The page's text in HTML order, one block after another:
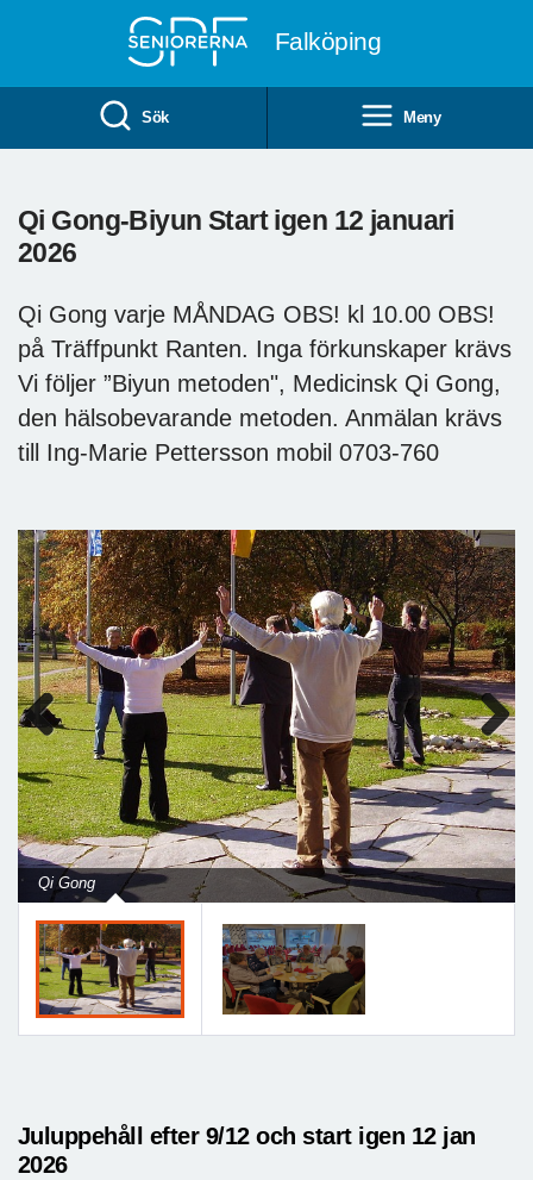
Falköping
Sök Meny
Qi Gong-Biyun Start igen 12 januari
2026
Qi Gong varje MÅNDAG OBS! kl 10.00 OBS!
på Träffpunkt Ranten. Inga förkunskaper krävs
Vi följer ”Biyun metoden", Medicinsk Qi Gong,
den hälsobevarande metoden. Anmälan krävs
till Ing-Marie Pettersson mobil 0703-760
Qi Gong
Previous Next
Juluppehåll efter 9/12 och start igen 12 jan
2026